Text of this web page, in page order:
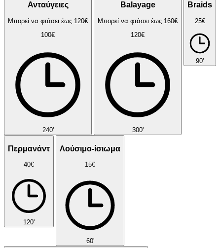
Ανταύγειες
Μπορεί να φτάσει έως 120€
100€
240'
Balayage
Μπορεί να φτάσει έως 160€
120€
300'
Braids
25€
90'
Περμανάντ
40€
120'
Λούσιμο-ίσιωμα
15€
60'